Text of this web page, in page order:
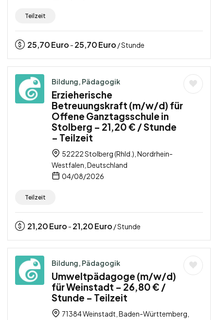
Teilzeit
25,70Euro - 25,70Euro / Stunde
Bildung, Pädagogik
Erzieherische
Betreuungskraft (m/w/d) für
Offene Ganztagsschule in
Stolberg – 21,20 € / Stunde
– Teilzeit
52222 Stolberg (Rhld.), Nordrhein-
Westfalen, Deutschland
04/08/2026
Teilzeit
21,20Euro - 21,20Euro / Stunde
Bildung, Pädagogik
Umweltpädagoge (m/w/d)
für Weinstadt – 26,80 € /
Stunde – Teilzeit
71384 Weinstadt, Baden-Württemberg,